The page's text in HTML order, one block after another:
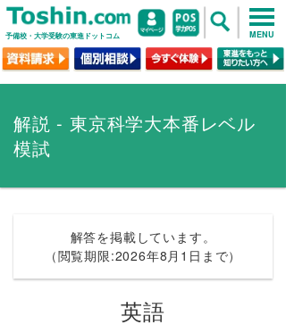
予備校・大学受験の東進ドットコム MENU
解説 - 東京科学大本番レベル
模試
解答を掲載しています。
（閲覧期限:2026年8月1日まで）
英語